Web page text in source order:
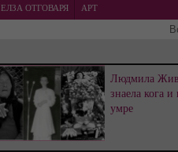
ЕЛЗА ОТГОВАРЯ
АРТ
Людмила
знаела кога
умре